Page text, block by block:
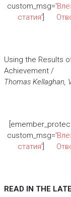
custom_msg='
статия']
Using the Results
Achievement /
Thomas Kellaghan,
custom_msg='
статия']
READ IN THE